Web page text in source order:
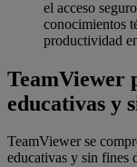
el acceso
conocimientos
productividad
TeamViewer
educativas y
TeamViewer se
educativas y sin fines